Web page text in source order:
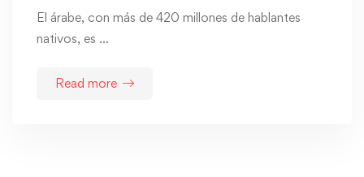
El árabe, con más de 420 millones de hablantes
nativos, es …
Read more